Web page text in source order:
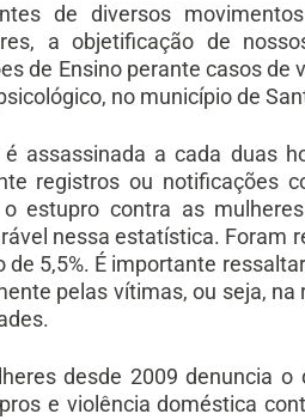
de diversos
a objetificação de
de Ensino perante casos de
no município de
assassinada a cada duas
registros ou notificações
o estupro contra as
nessa estatística. Foram
de 5,5%. É importante
pelas vítimas, ou seja,
desde 2009 denuncia
e violência doméstica